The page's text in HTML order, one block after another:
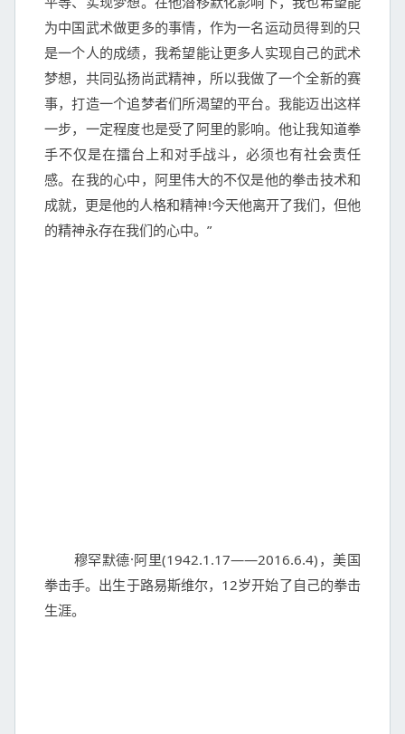
为中国武术做更多的事情，作为一名运动员得到的只
是一个人的成绩，我希望能让更多人实现自己的武术
梦想，共同弘扬尚武精神，所以我做了一个全新的赛
事，打造一个追梦者们所渴望的平台。我能迈出这样
一步，一定程度也是受了阿里的影响。他让我知道拳
手不仅是在擂台上和对手战斗，必须也有社会责任
感。在我的心中，阿里伟大的不仅是他的拳击技术和
成就，更是他的人格和精神!今天他离开了我们，但他
的精神永存在我们的心中。”
拳击手。出生于路易斯维尔，12岁开始了自己的拳击
生涯。